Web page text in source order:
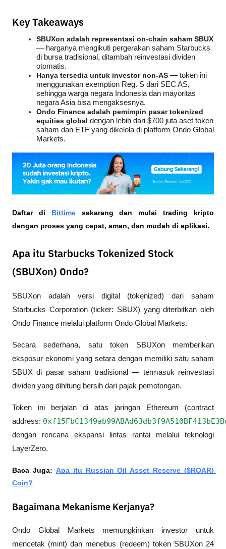
Key Takeaways
SBUXon adalah representasi on-chain saham SBUX
— harganya mengikuti pergerakan saham Starbucks
di bursa tradisional, ditambah reinvestasi dividen
otomatis.
Hanya tersedia untuk investor non-AS — token ini
menggunakan exemption Reg. S dari SEC AS,
sehingga warga negara Indonesia dan mayoritas
negara Asia bisa mengaksesnya.
Ondo Finance adalah pemimpin pasar tokenized
equities global dengan lebih dari $700 juta aset token
saham dan ETF yang dikelola di platform Ondo Global
Markets.
Daftar di Bittime sekarang dan mulai trading kripto
dengan proses yang cepat, aman, dan mudah di aplikasi.
Apa itu Starbucks Tokenized Stock
(SBUXon) Ondo?
SBUXon adalah versi digital (tokenized) dari saham
Starbucks Corporation (ticker: SBUX) yang diterbitkan oleh
Ondo Finance melalui platform Ondo Global Markets.
Secara sederhana, satu token SBUXon memberikan
eksposur ekonomi yang setara dengan memiliki satu saham
SBUX di pasar saham tradisional — termasuk reinvestasi
dividen yang dihitung bersih dari pajak pemotongan.
Token ini berjalan di atas jaringan Ethereum (contract
address:
dengan rencana ekspansi lintas rantai melalui teknologi
LayerZero.
Baca Juga: Apa itu Russian Oil Asset Reserve ($ROAR)
Coin?
Bagaimana Mekanisme Kerjanya?
Ondo Global Markets memungkinkan investor untuk
mencetak (mint) dan menebus (redeem) token SBUXon 24